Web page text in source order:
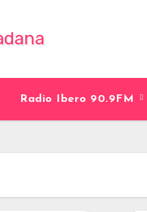
Radio Ibero 90.9FM